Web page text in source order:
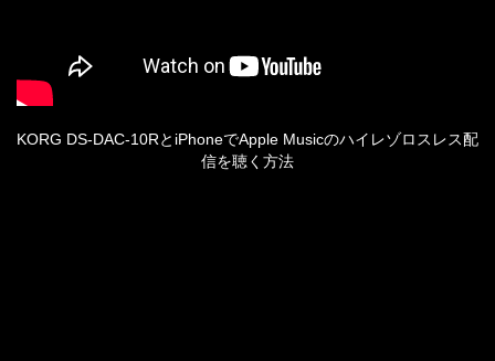
KORG DS-DAC-10RとiPhoneでApple Musicのハイレゾロスレス配
信を聴く方法